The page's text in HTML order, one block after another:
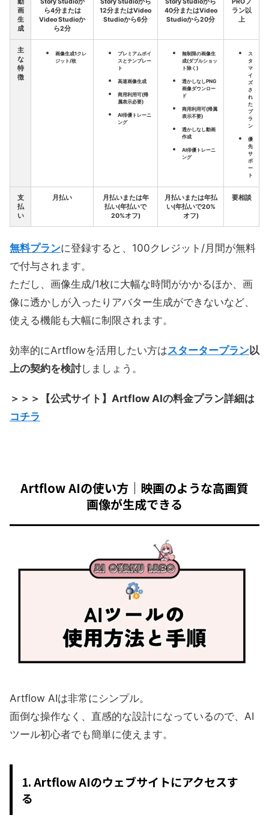
画
生
成
ら4分または
Video Studioか
ら2分
12分またはVideo
Studioから6分
40分またはVideo
Studioから20分
ラン以
上
主
な
特
徴
画像生成1クレ
ジット/枚
プレミアムボイ
スとテンプレー
ト
高速画像生成
商用利用可(帰
属表示必要)
AI俳優トレーニ
ング
無制限の画像生
成(ダブルショッ
ト除く)
透かしなしPNG
画像ダウンロー
ド
商用利用可(帰属
表示不要)
透かしなし動画
作成
AI俳優トレーニ
ング
ス
タ
マ
イ
ズ
さ
れ
た
プ
ラ
ン
優
先
サ
ポ
ー
ト
支
払
い
月払い
月払いまたは年
払い(年払いで
20%オフ)
月払いまたは年払
い(年払いで20%
オフ)
要相談
無料プランに登録すると、100クレジット/月間が無料
で付与されます。
ただし、画像生成/1枚に大幅な時間がかかるほか、画
像に透かしが入ったりアバター生成ができないなど、
使える機能も大幅に制限されます。
効率的にArtflowを活用したい方はスタータープラン以
上の契約を検討しましょう。
＞＞＞【公式サイト】Artflow AIの料金プラン詳細は
コチラ
Artflow AIの使い方｜映画のような高画質
画像が生成できる
Artflow AIは非常にシンプル。
面倒な操作なく、直感的な設計になっているので、AI
ツール初心者でも簡単に使えます。
1. Artflow AIのウェブサイトにアクセスす
る